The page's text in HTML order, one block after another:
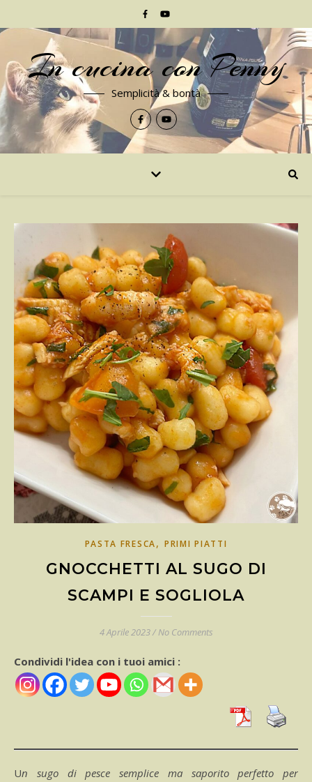
In cucina con Penny
Semplicità & bontà
PASTA FRESCA, PRIMI PIATTI
GNOCCHETTI AL SUGO DI
SCAMPI E SOGLIOLA
4 Aprile 2023/ No Comments
Condividi l'idea con i tuoi amici :
Un sugo di pesce semplice ma saporito perfetto per